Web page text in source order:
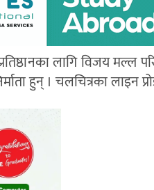
लागि विजय मल्ल
हुन् । चलचित्रका